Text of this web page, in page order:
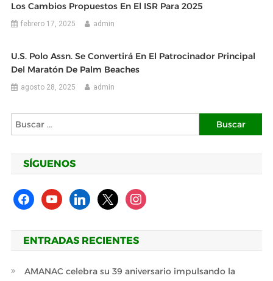
Los Cambios Propuestos En El ISR Para 2025
febrero 17, 2025 admin
U.S. Polo Assn. Se Convertirá En El Patrocinador Principal
Del Maratón De Palm Beaches
agosto 28, 2025 admin
Buscar:
SÍGUENOS
facebookyoutubelinkedin
x instagram
ENTRADAS RECIENTES
AMANAC celebra su 39 aniversario impulsando la